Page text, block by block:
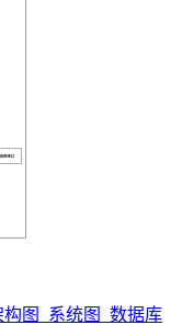
图_系统图_数据库